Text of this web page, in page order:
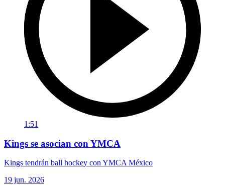
1:51
Kings se asocian con YMCA
Kings tendrán ball hockey con YMCA México
19 jun. 2026